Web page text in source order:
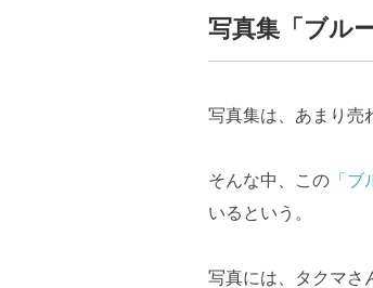
写真集「ブル
写真集は、あまり売
そんな中、この 「ブ
いるという。
写真には、タクマさ